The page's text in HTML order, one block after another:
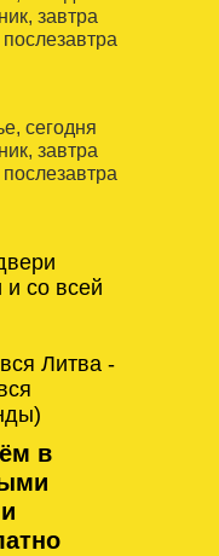
завтра
послезавтра
сегодня
завтра
послезавтра
со всей
Литва -
в